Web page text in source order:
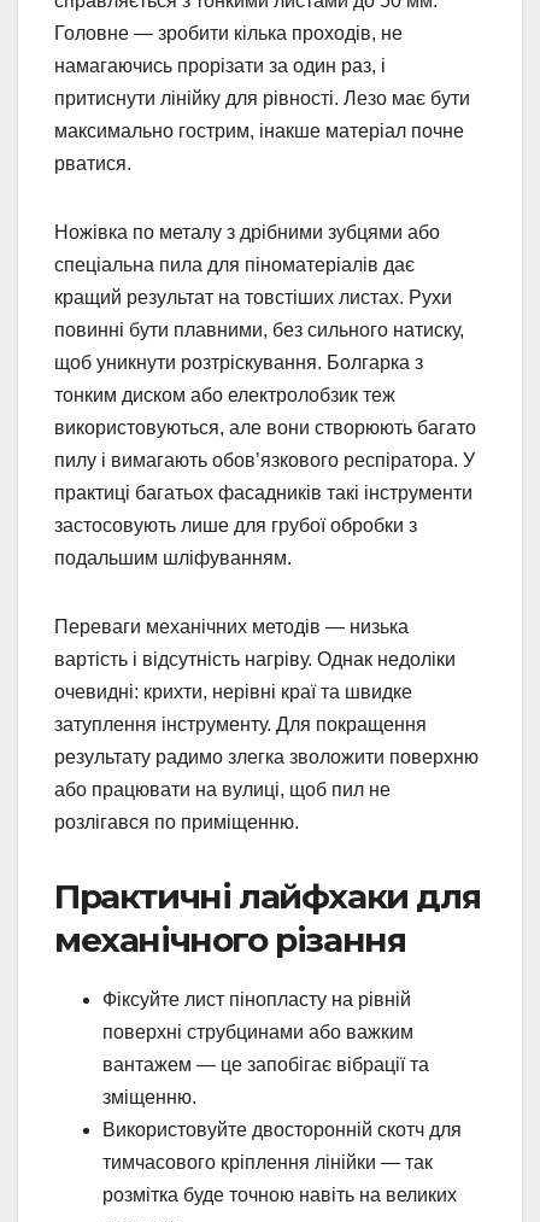
Головне — зробити кілька проходів, не
намагаючись прорізати за один раз, і
притиснути лінійку для рівності. Лезо має бути
максимально гострим, інакше матеріал почне
рватися.
Ножівка по металу з дрібними зубцями або
спеціальна пила для піноматеріалів дає
кращий результат на товстіших листах. Рухи
повинні бути плавними, без сильного натиску,
щоб уникнути розтріскування. Болгарка з
тонким диском або електролобзик теж
використовуються, але вони створюють багато
пилу і вимагають обов’язкового респіратора. У
практиці багатьох фасадників такі інструменти
застосовують лише для грубої обробки з
подальшим шліфуванням.
Переваги механічних методів — низька
вартість і відсутність нагріву. Однак недоліки
очевидні: крихти, нерівні краї та швидке
затуплення інструменту. Для покращення
результату радимо злегка зволожити поверхню
або працювати на вулиці, щоб пил не
розлігався по приміщенню.
Практичні лайфхаки для
механічного різання
Фіксуйте лист пінопласту на рівній
поверхні струбцинами або важким
вантажем — це запобігає вібрації та
зміщенню.
Використовуйте двосторонній скотч для
тимчасового кріплення лінійки — так
розмітка буде точною навіть на великих